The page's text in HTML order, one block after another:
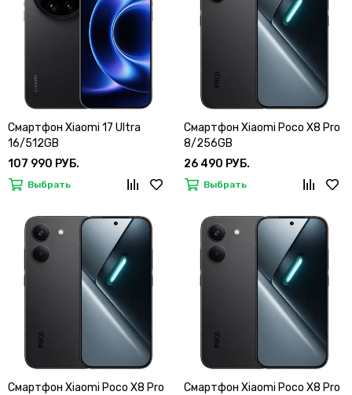
Смартфон Xiaomi 17 Ultra
16/512GB
107 990 РУБ.
Выбрать
Смартфон Xiaomi Poco X8 Pro
8/256GB
26 490 РУБ.
Выбрать
Смартфон Xiaomi Poco X8 Pro
Смартфон Xiaomi Poco X8 Pro